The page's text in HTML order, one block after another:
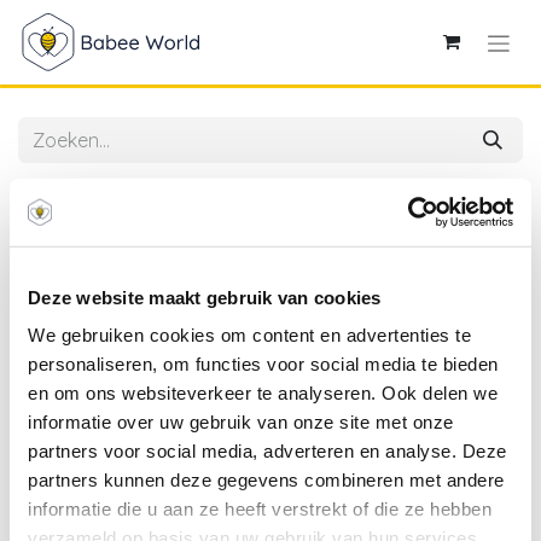
Deze website maakt gebruik van cookies
We gebruiken cookies om content en advertenties te
personaliseren, om functies voor social media te bieden
en om ons websiteverkeer te analyseren. Ook delen we
informatie over uw gebruik van onze site met onze
partners voor social media, adverteren en analyse. Deze
partners kunnen deze gegevens combineren met andere
informatie die u aan ze heeft verstrekt of die ze hebben
Klein Atelier | Fopspeenketting Newborn Houten Clip
Regenboog Kralen Dusty Rose 17cm